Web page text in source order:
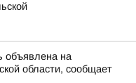
объявлена на
области, сообщает